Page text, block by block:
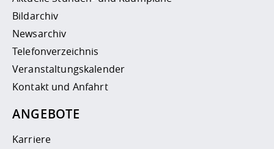
Bildarchiv
Newsarchiv
Telefonverzeichnis
Veranstaltungskalender
Kontakt und Anfahrt
ANGEBOTE
Karriere